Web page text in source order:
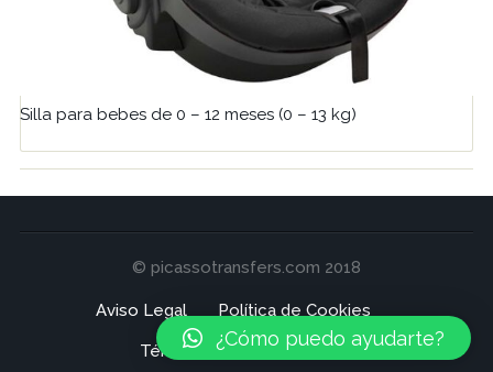
Silla para bebes de 0 – 12 meses (0 – 13 kg)
© picassotransfers.com 2018
Aviso Legal Política de Cookies
Términos y Condiciones
¿Cómo puedo ayudarte?